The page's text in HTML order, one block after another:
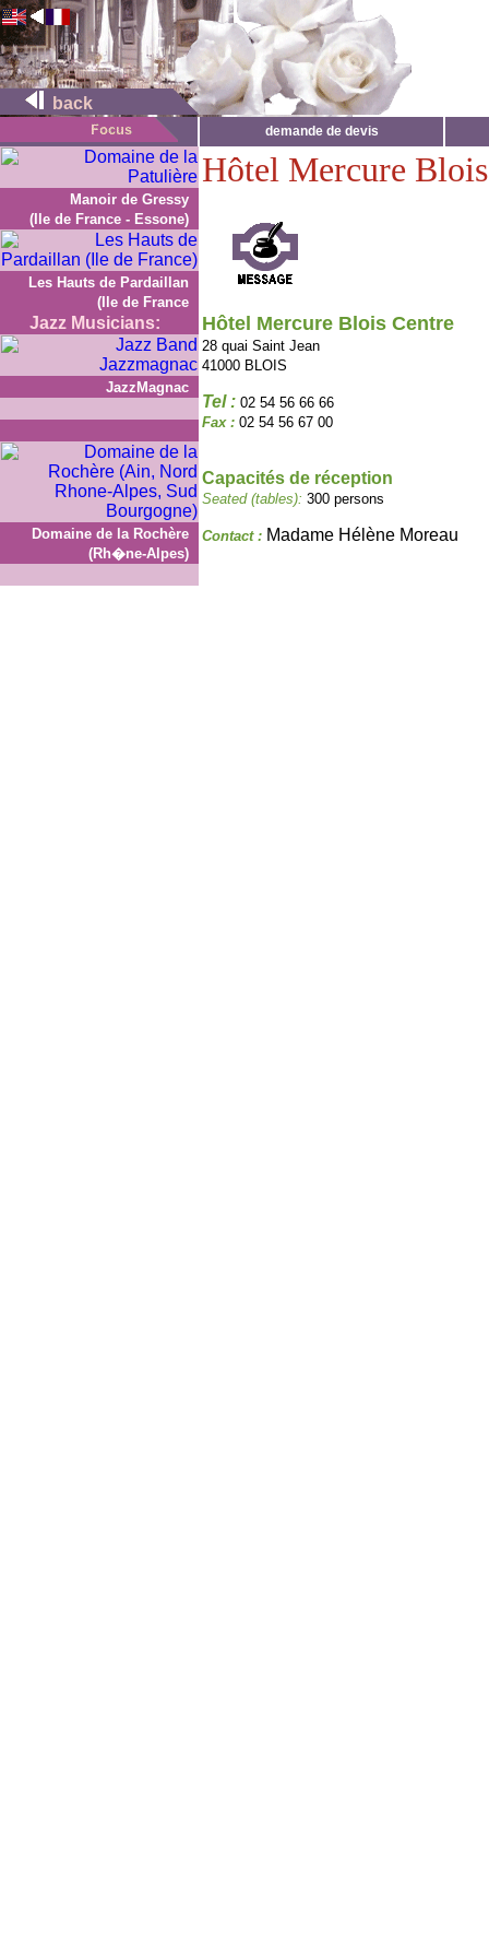
back
demande de devis
Manoir de Gressy
(Ile de France - Essone)
Les Hauts de Pardaillan
(Ile de France
Jazz Musicians:
JazzMagnac
Domaine de la Rochère
(Rh�ne-Alpes)
Hôtel Mercure
Hôtel Mercure Blois Centre
28 quai Saint Jean
41000 BLOIS
Tel : 02 54 56 66 66
Fax : 02 54 56 67 00
Capacités de réception
Seated (tables): 300 persons
Contact : Madame Hélène Moreau